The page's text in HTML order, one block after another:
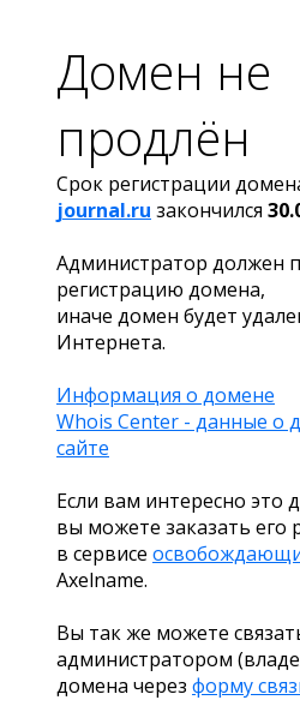
Домен не
продлён
Срок регистрации
journal.ru закончился
Администратор должен
регистрацию домена,
иначе домен будет
Интернета.
Информация о домене
Whois Center - данные о
сайте
Если вам интересно это
вы можете заказать его
в сервисе
Axelname.
Вы так же можете
администратором
домена через форму